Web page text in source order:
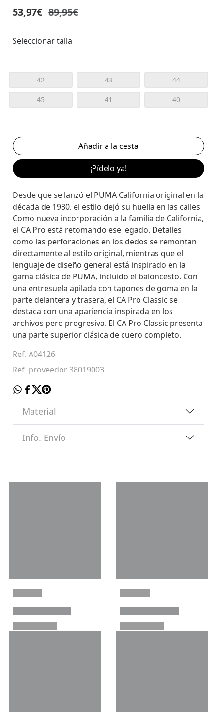
53,97€ 89,95€
Seleccionar talla
42 43 44
45 41 40
¡Pídelo ya!
Desde que se lanzó el PUMA California original en la
década de 1980, el estilo dejó su huella en las calles.
Como nueva incorporación a la familia de California,
el CA Pro está retomando ese legado. Detalles
como las perforaciones en los dedos se remontan
directamente al estilo original, mientras que el
lenguaje de diseño general está inspirado en la
gama clásica de PUMA, incluido el baloncesto. Con
una entresuela apilada con tapones de goma en la
parte delantera y trasera, el CA Pro Classic se
destaca con una apariencia inspirada en los
archivos pero progresiva. El CA Pro Classic presenta
una parte superior clásica de cuero completo.
Ref. A04126
Ref. proveedor 38019003
Material
Info. Envío